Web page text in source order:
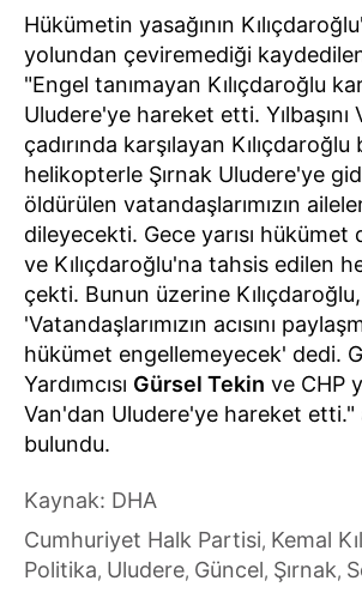
Hükümetin yasağının
yolundan çeviremediği
"Engel tanımayan Kılıçdaroğlu
Uludere'ye hareket etti. Yılbaşını
çadırında karşılayan
helikopterle Şırnak Uludere'ye
öldürülen vatandaşlarımızın
dileyecekti. Gece yarısı hükümet
ve Kılıçdaroğlu'na tahsis edilen
çekti. Bunun üzerine Kılıçdaroğlu,
'Vatandaşlarımızın acısını
hükümet engellemeyecek' dedi.
Yardımcısı Gürsel Tekin ve CHP
Van'dan Uludere'ye hareket etti."
bulundu.
Kaynak: DHA
Cumhuriyet Halk Partisi, Kemal
Politika, Uludere, Güncel, Şırnak,